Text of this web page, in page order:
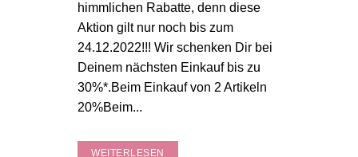
himmlichen Rabatte, denn diese
Aktion gilt nur noch bis zum
24.12.2022!!! Wir schenken Dir bei
Deinem nächsten Einkauf bis zu
30%*.Beim Einkauf von 2 Artikeln
20%Beim...
WEITERLESEN